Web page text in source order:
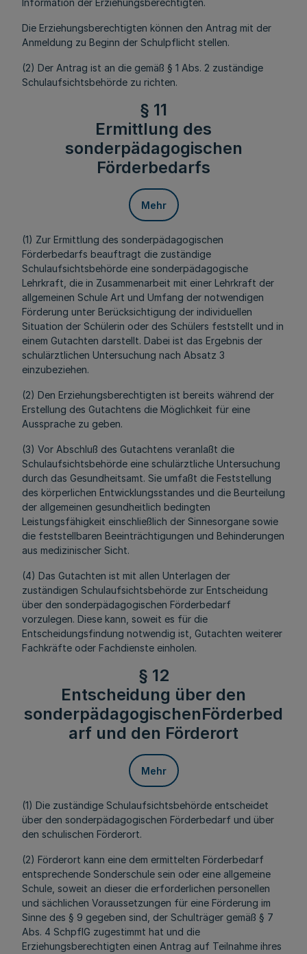
Information der Erziehungsberechtigten.
Die Erziehungsberechtigten können den Antrag mit der
Anmeldung zu Beginn der Schulpflicht stellen.
(2) Der Antrag ist an die gemäß § 1 Abs. 2 zuständige
Schulaufsichtsbehörde zu richten.
§ 11
Ermittlung des
sonderpädagogischen
Förderbedarfs
Mehr
(1) Zur Ermittlung des sonderpädagogischen
Förderbedarfs beauftragt die zuständige
Schulaufsichtsbehörde eine sonderpädagogische
Lehrkraft, die in Zusammenarbeit mit einer Lehrkraft der
allgemeinen Schule Art und Umfang der notwendigen
Förderung unter Berücksichtigung der individuellen
Situation der Schülerin oder des Schülers feststellt und in
einem Gutachten darstellt. Dabei ist das Ergebnis der
schulärztlichen Untersuchung nach Absatz 3
einzubeziehen.
(2) Den Erziehungsberechtigten ist bereits während der
Erstellung des Gutachtens die Möglichkeit für eine
Aussprache zu geben.
(3) Vor Abschluß des Gutachtens veranlaßt die
Schulaufsichtsbehörde eine schulärztliche Untersuchung
durch das Gesundheitsamt. Sie umfaßt die Feststellung
des körperlichen Entwicklungsstandes und die Beurteilung
der allgemeinen gesundheitlich bedingten
Leistungsfähigkeit einschließlich der Sinnesorgane sowie
die feststellbaren Beeinträchtigungen und Behinderungen
aus medizinischer Sicht.
(4) Das Gutachten ist mit allen Unterlagen der
zuständigen Schulaufsichtsbehörde zur Entscheidung
über den sonderpädagogischen Förderbedarf
vorzulegen. Diese kann, soweit es für die
Entscheidungsfindung notwendig ist, Gutachten weiterer
Fachkräfte oder Fachdienste einholen.
§ 12
Entscheidung über den
sonderpädagogischenFörderbed
arf und den Förderort
Mehr
(1) Die zuständige Schulaufsichtsbehörde entscheidet
über den sonderpädagogischen Förderbedarf und über
den schulischen Förderort.
(2) Förderort kann eine dem ermittelten Förderbedarf
entsprechende Sonderschule sein oder eine allgemeine
Schule, soweit an dieser die erforderlichen personellen
und sächlichen Voraussetzungen für eine Förderung im
Sinne des § 9 gegeben sind, der Schulträger gemäß § 7
Abs. 4 SchpflG zugestimmt hat und die
Erziehungsberechtigten einen Antrag auf Teilnahme ihres